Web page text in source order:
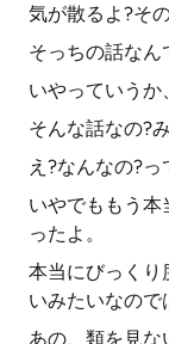
気が散るよ?そ
そっちの話なん
いやっていうか
そんな話なの?
え?なんなの?っ
いやでももう
ったよ。
本当にびっくり
いみたいなので
あの、類を見な